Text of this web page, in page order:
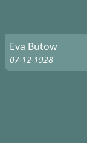
Eva Bütow
07-12-1928